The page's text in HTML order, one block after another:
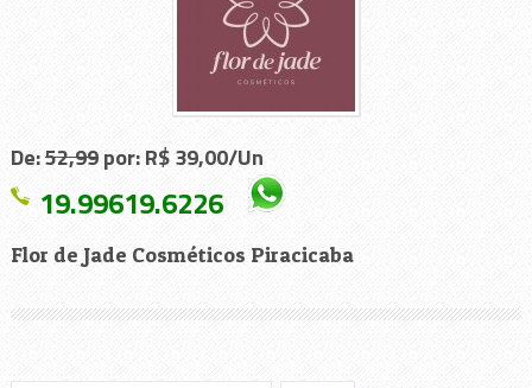
De:52,99por: R$ 39,00/Un
19.99619.6226
Flor de Jade Cosméticos Piracicaba